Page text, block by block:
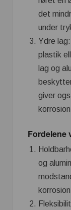
det
under
Ydre
plastik
lag og
giver
Fordelene
og